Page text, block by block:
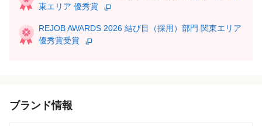
東エリア 優秀賞
REJOB AWARDS 2026 結び目（採用）部門 関東エリア
優秀賞受賞
ブランド情報